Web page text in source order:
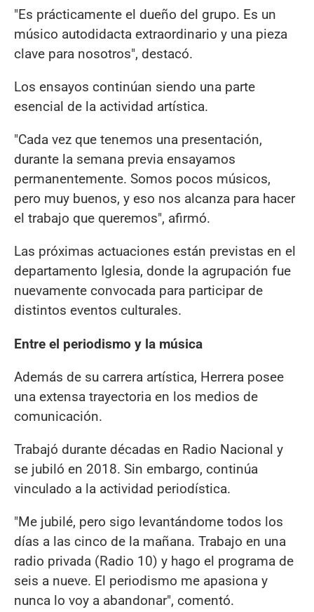
"Es prácticamente el dueño del grupo. Es un
músico autodidacta extraordinario y una pieza
clave para nosotros", destacó.
Los ensayos continúan siendo una parte
esencial de la actividad artística.
"Cada vez que tenemos una presentación,
durante la semana previa ensayamos
permanentemente. Somos pocos músicos,
pero muy buenos, y eso nos alcanza para hacer
el trabajo que queremos", afirmó.
Las próximas actuaciones están previstas en el
departamento Iglesia, donde la agrupación fue
nuevamente convocada para participar de
distintos eventos culturales.
Entre el periodismo y la música
Además de su carrera artística, Herrera posee
una extensa trayectoria en los medios de
comunicación.
Trabajó durante décadas en Radio Nacional y
se jubiló en 2018. Sin embargo, continúa
vinculado a la actividad periodística.
"Me jubilé, pero sigo levantándome todos los
días a las cinco de la mañana. Trabajo en una
radio privada (Radio 10) y hago el programa de
seis a nueve. El periodismo me apasiona y
nunca lo voy a abandonar", comentó.